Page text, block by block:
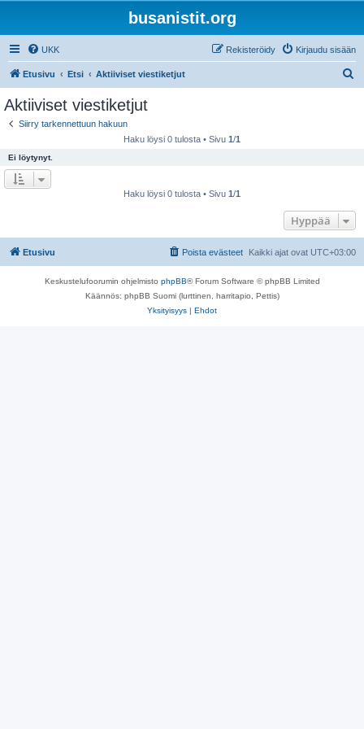
busanistit.org
UKK Kirjaudu sisään
Rekisteröidy
Etusivu Etsi Aktiiviset viestiketjut
Aktiiviset viestiketjut
Siirry tarkennettuun hakuun
Haku löysi 0 tulosta • Sivu 1/1
Ei löytynyt.
Haku löysi 0 tulosta • Sivu 1/1
Hyppää
Etusivu Kaikki ajat ovat UTC+03:00
Poista evästeet
Keskustelufoorumin ohjelmisto phpBB® Forum Software © phpBB Limited
Käännös: phpBB Suomi (lurttinen, harritapio, Pettis)
Yksityisyys | Ehdot